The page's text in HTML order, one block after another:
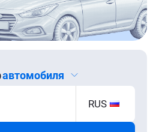
автомобиля
RUS